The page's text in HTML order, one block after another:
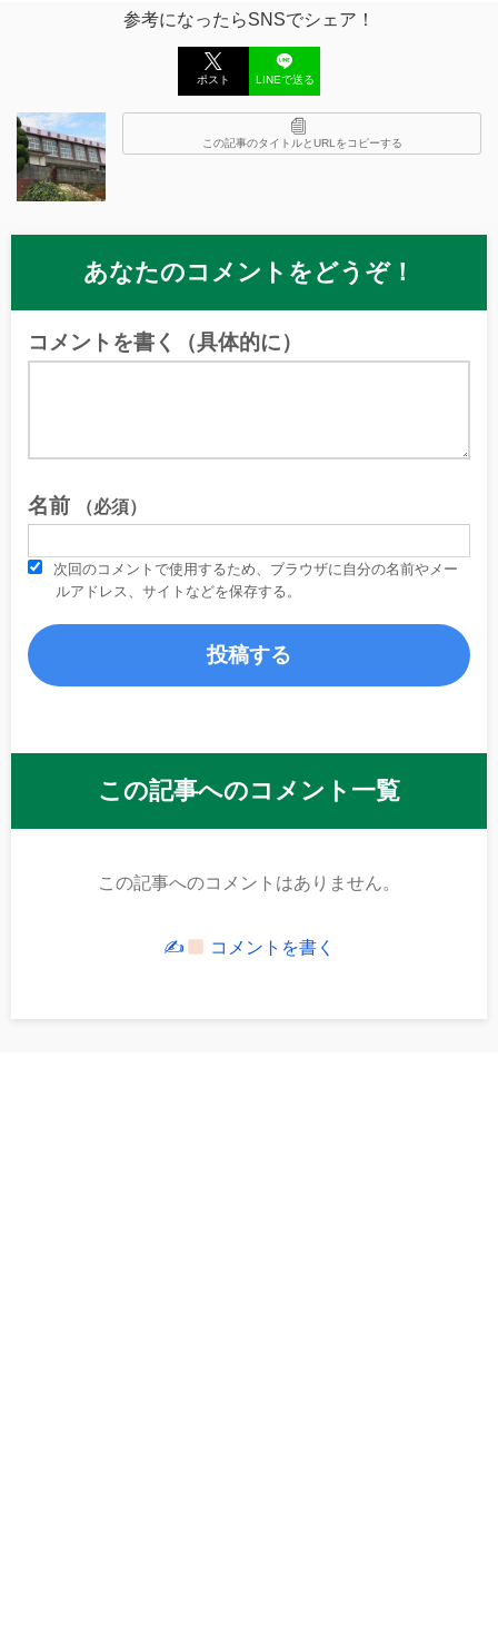
参考になったらSNSでシェア！
ポスト LINEで送る
この記事のタイトルとURLをコピーする
あなたのコメントをどうぞ！
コメントを書く（具体的に）
名前 （必須）
次回のコメントで使用するため、ブラウザに自分の名前やメー
ルアドレス、サイトなどを保存する。
この記事へのコメント一覧
この記事へのコメントはありません。
✍ コメントを書く